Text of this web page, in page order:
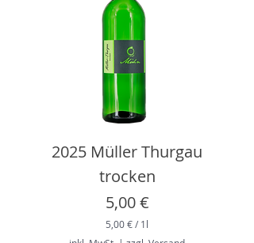
2025 Müller Thurgau
trocken
Preis
5,00 €
5,00 €/ 1l